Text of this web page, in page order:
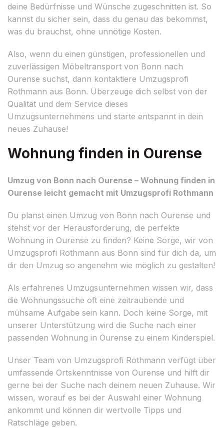
deine Bedürfnisse und Wünsche zugeschnitten ist. So
kannst du sicher sein, dass du genau das bekommst,
was du brauchst, ohne unnötige Kosten.
Also, wenn du einen günstigen, professionellen und
zuverlässigen Möbeltransport von Bonn nach
Ourense suchst, dann kontaktiere Umzugsprofi
Rothmann aus Bonn. Überzeuge dich selbst von der
Qualität und dem Service dieses
Umzugsunternehmens und starte entspannt in dein
neues Zuhause!
Wohnung finden in Ourense
Umzug von Bonn nach Ourense – Wohnung finden in
Ourense leicht gemacht mit Umzugsprofi Rothmann
Du planst einen Umzug von Bonn nach Ourense und
stehst vor der Herausforderung, die perfekte
Wohnung in Ourense zu finden? Keine Sorge, wir von
Umzugsprofi Rothmann aus Bonn sind für dich da, um
dir den Umzug so angenehm wie möglich zu gestalten!
Als erfahrenes Umzugsunternehmen wissen wir, dass
die Wohnungssuche oft eine zeitraubende und
mühsame Aufgabe sein kann. Doch keine Sorge, mit
unserer Unterstützung wird die Suche nach einer
passenden Wohnung in Ourense zu einem Kinderspiel.
Unser Team von Umzugsprofi Rothmann verfügt über
umfassende Ortskenntnisse von Ourense und hilft dir
gerne bei der Suche nach deinem neuen Zuhause. Wir
wissen, worauf es bei der Auswahl einer Wohnung
ankommt und können dir wertvolle Tipps und
Ratschläge geben.